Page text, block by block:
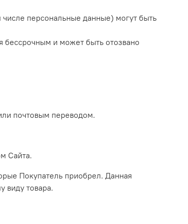
персональные данные) могут быть
бессрочным и может быть отозвано
почтовым переводом.
Сайта.
Покупатель приобрел. Данная
виду товара.